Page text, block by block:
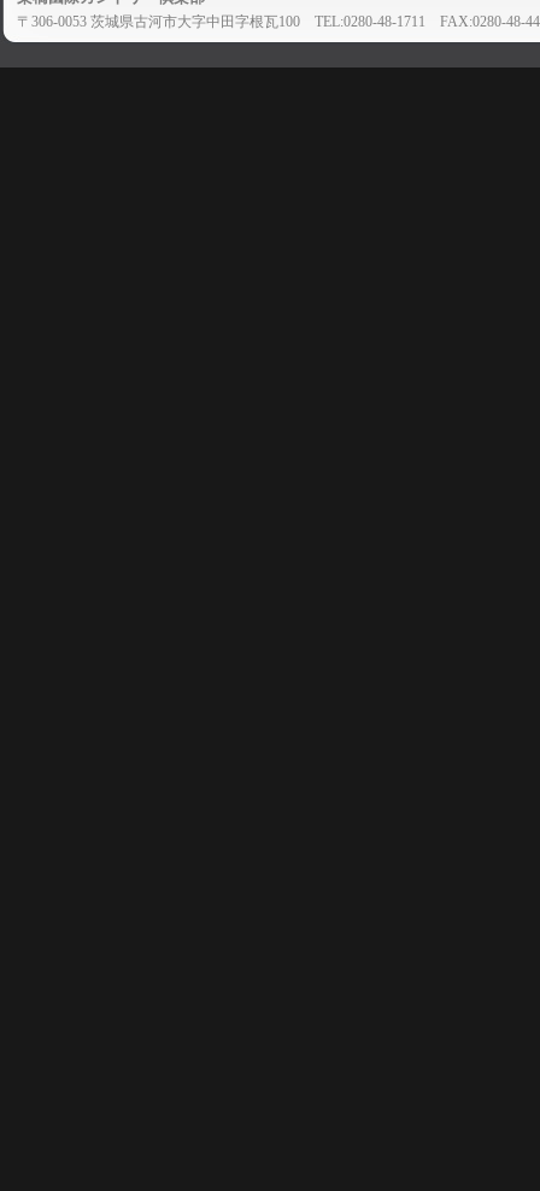
〒306-0053 茨城県古河市大字中田字根瓦100 TEL:0280-48-1711 FAX:0280-48-